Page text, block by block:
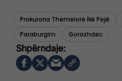
Prokuroria Themelore Në Pejë
Paraburgim
Gorazhdec